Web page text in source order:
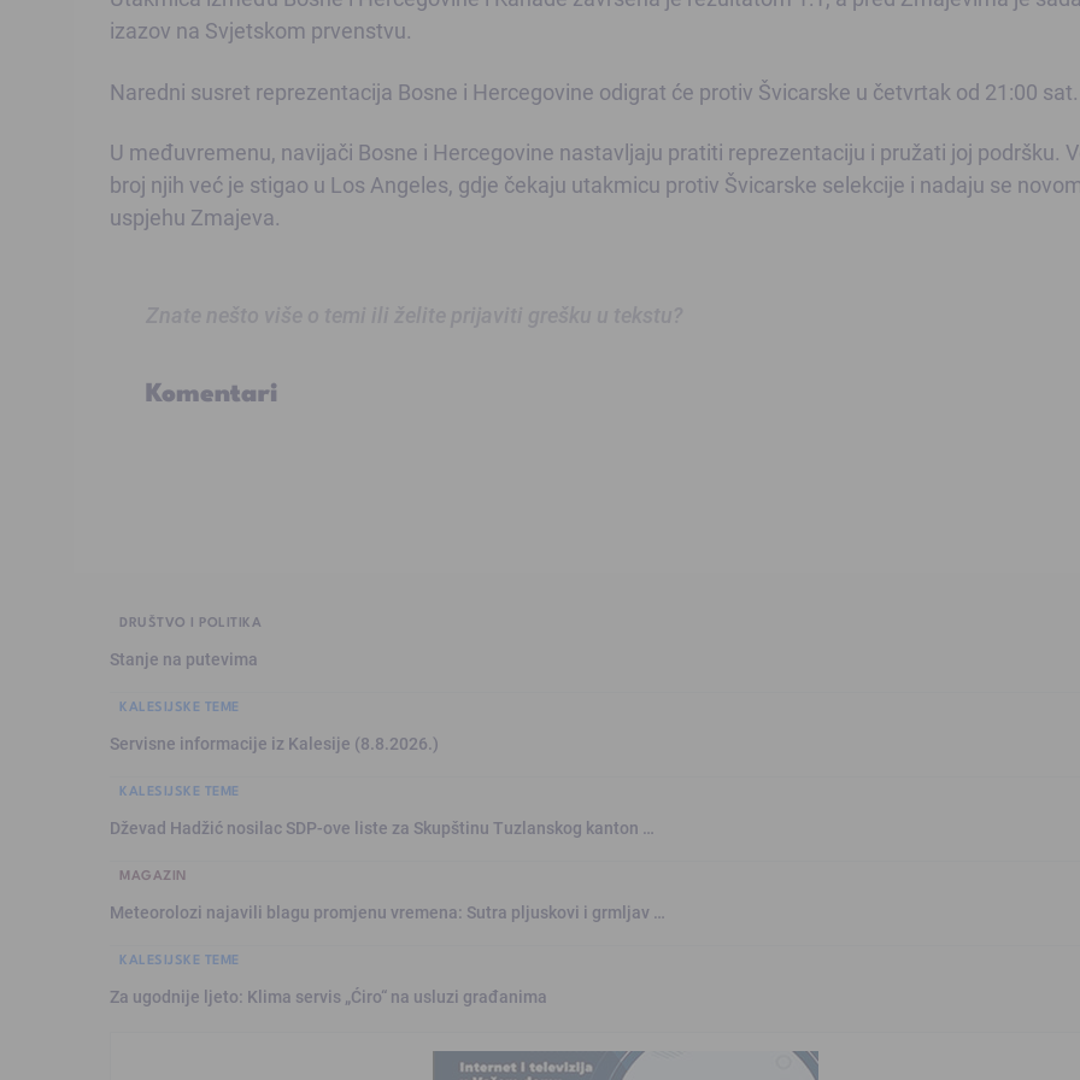
izazov na Svjetskom prvenstvu.
Naredni susret reprezentacija Bosne i Hercegovine odigrat će protiv Švicarske u četvrtak od 21:00 sat.
U međuvremenu, navijači Bosne i Hercegovine nastavljaju pratiti reprezentaciju i pružati joj podršku.
broj njih već je stigao u Los Angeles, gdje čekaju utakmicu protiv Švicarske selekcije i nadaju se
uspjehu Zmajeva.
Komentari
DRUŠTVO I POLITIKA
Stanje na putevima
KALESIJSKE TEME
Servisne informacije iz Kalesije (8.8.2026.)
KALESIJSKE TEME
Dževad Hadžić nosilac SDP-ove liste za Skupštinu Tuzlanskog kanton …
MAGAZIN
Meteorolozi najavili blagu promjenu vremena: Sutra pljuskovi i grmljav …
KALESIJSKE TEME
Za ugodnije ljeto: Klima servis „Ćiro“ na usluzi građanima